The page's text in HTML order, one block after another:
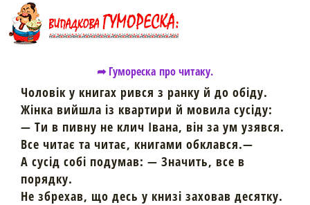
➦ Гумореска про читаку.
Чоловік у книгах рився з ранку й до обіду.
Жінка вийшла із квартири й мовила сусіду:
— Ти в пивну не клич Івана, він за ум узявся.
Все читає та читає, книгами обклався.—
А сусід собі подумав: — Значить, все в
порядку.
Не збрехав, що десь у книзі заховав десятку.